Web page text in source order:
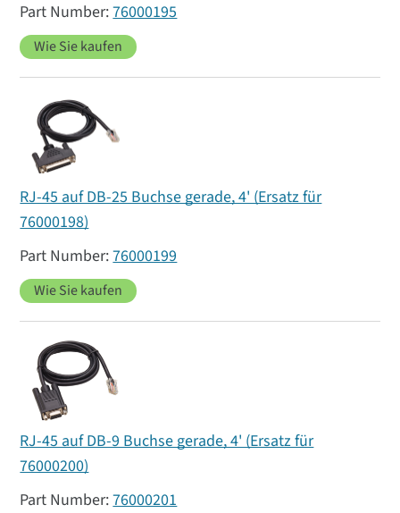
76000195
Wie Sie kaufen
RJ-45 auf DB-25 Buchse gerade, 4' (Ersatz für
76000198)
76000199
Wie Sie kaufen
RJ-45 auf DB-9 Buchse gerade, 4' (Ersatz für
76000200)
76000201